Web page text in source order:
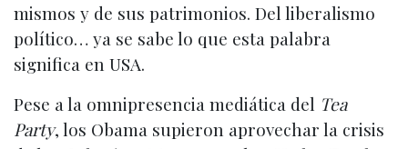
mismos y de sus patrimonios. Del liberalismo
político… ya se sabe lo que esta palabra
significa en USA.
Pese a la omnipresencia mediática del Tea
Party, los Obama supieron aprovechar la crisis